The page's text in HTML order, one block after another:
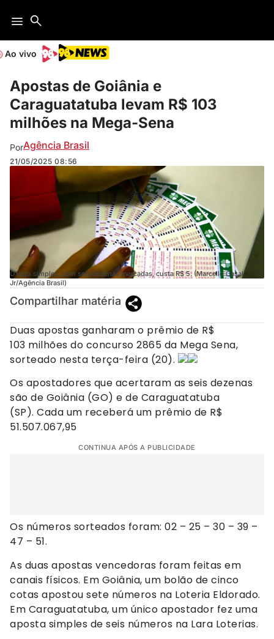
Ao vivo
Apostas de Goiânia e
Caraguatatuba levam R$ 103
milhões na Mega-Sena
PorAgência Brasil
21/05/2025 08:56
O jogo simples, com seis dezenas marcadas, custa R$ 5. (Marcello Casal
Jr/Agência Brasil)
Compartilhar matéria
Duas apostas ganharam o prêmio de R$
103 milhões do concurso 2865 da Mega Sena,
sorteado nesta terça-feira (20).
Os apostadores que acertaram as seis dezenas
são de Goiânia (GO) e de Caraguatatuba
(SP). Cada um receberá um prêmio de R$
51.507.067,95
CONTINUA APÓS A PUBLICIDADE
Os números sorteados foram: 02 – 25 – 30 – 39 –
47 – 51.
As duas apostas vencedoras foram feitas em
canais físicos. Em Goiânia, um bolão de cinco
cotas apostou sete números na Loteria Eldorado.
Em Caraguatatuba, um único apostador fez uma
aposta simples de seis números na Lara Loterias.